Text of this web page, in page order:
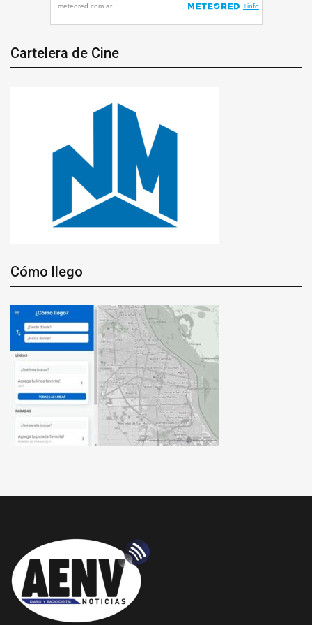
Cartelera de Cine
Cómo llego